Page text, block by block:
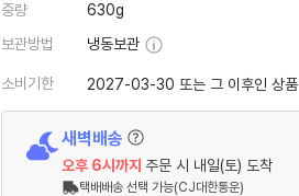
중량
630g
보관방법
냉동보관
소비기한 2027-03-30 또는 그 이후인 상품
새벽배송
오후 6시 까지 주문 시 내일(토) 도착
택배배송 선택 가능(CJ대한통운)